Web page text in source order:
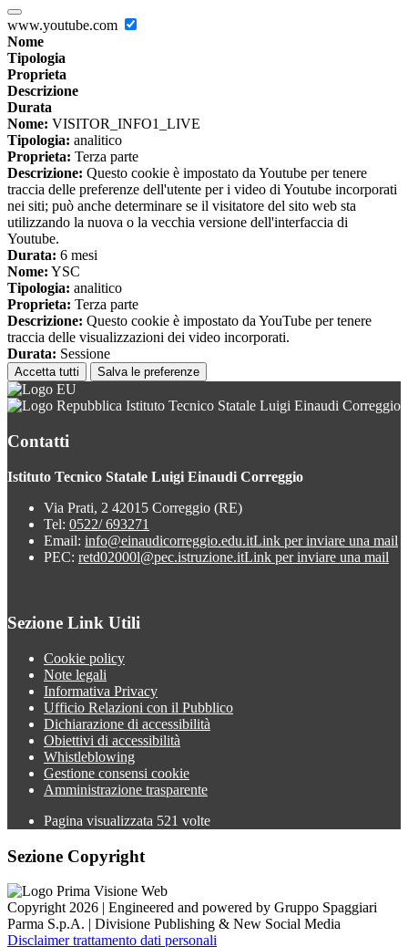
www.youtube.com
Nome
Tipologia
Proprieta
Descrizione
Durata
Nome: VISITOR_INFO1_LIVE
Tipologia: analitico
Proprieta: Terza parte
Descrizione: Questo cookie è impostato da Youtube per tenere
traccia delle preferenze dell'utente per i video di Youtube incorporati
nei siti; può anche determinare se il visitatore del sito web sta
utilizzando la nuova o la vecchia versione dell'interfaccia di
Youtube.
Durata: 6 mesi
Nome: YSC
Tipologia: analitico
Proprieta: Terza parte
Descrizione: Questo cookie è impostato da YouTube per tenere
traccia delle visualizzazioni dei video incorporati.
Durata: Sessione
Accetta tutti Salva le preferenze
Istituto Tecnico Statale Luigi Einaudi Correggio
Contatti
Istituto Tecnico Statale Luigi Einaudi Correggio
Via Prati, 2 42015 Correggio (RE)
Tel: 0522/ 693271
Email: info@einaudicorreggio.edu.itLink per inviare una mail
PEC: retd02000l@pec.istruzione.itLink per inviare una mail
Sezione Link Utili
Cookie policy
Note legali
Informativa Privacy
Ufficio Relazioni con il Pubblico
Dichiarazione di accessibilità
Obiettivi di accessibilità
Whistleblowing
Gestione consensi cookie
Amministrazione trasparente
Pagina visualizzata 521 volte
Sezione Copyright
Copyright 2026 | Engineered and powered by Gruppo Spaggiari
Parma S.p.A. | Divisione Publishing & New Social Media
Disclaimer trattamento dati personali